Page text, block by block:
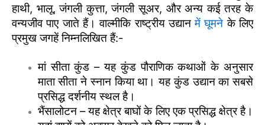
हाथी, भालू, जंगली कुत्ता, जंगली सूअर, और अन्य कई तरह के
वन्यजीव पाए जाते हैं। वाल्मीकि राष्ट्रीय उद्यानमें घूमने के लिए
प्रमुख जगहें निम्नलिखित हैं:-
मां सीता कुंड – यह कुंड पौराणिक कथाओं के अनुसार
माता सीता ने स्नान किया था। यह कुंड उद्यान का सबसे
प्रसिद्ध दर्शनीय स्थल है।
भैंसालोटन – यह क्षेत्र बाघों के लिए एक प्रसिद्ध क्षेत्र है।